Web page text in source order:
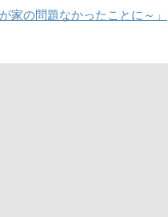
の問題なかったことに～」